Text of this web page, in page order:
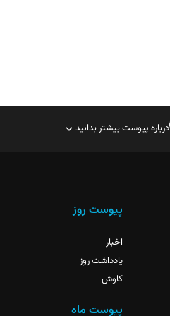
درباره پیوست بیشتر بدانید
پیوست روز
اخبار
یادداشت روز
کاوش
پیوست ماه